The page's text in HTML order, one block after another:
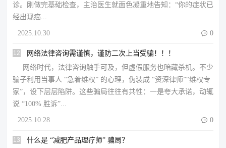
诊。刚做完基础检查，主治医生就面色凝重地告知：“你的症状已
经出现癌...
2025.10.30  0
12
网络法律咨询需谨慎，谨防二次上当受骗！！！
网络时代，法律咨询触手可及，但虚假服务也暗藏杀机。不少
骗子利用当事人 “急着维权” 的心理，伪装成 “资深律师”“维权专
家”，设下层层陷阱。这些骗局往往有共性：一是夸大承诺，动辄
说 “100% 胜诉”...
2025.10.28  0
13 什么是 “减肥产品理疗师” 骗局？​